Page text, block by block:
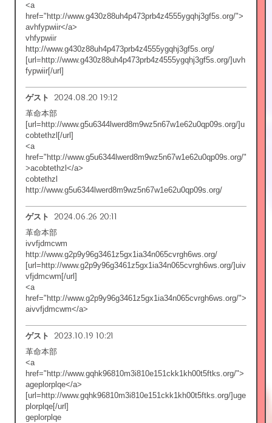
<a
href="http://www.g430z88uh4p473prb4z4555ygqhj3gf5s.org/">
avhfypwiir</a>
vhfypwiir
http://www.g430z88uh4p473prb4z4555ygqhj3gf5s.org/
[url=http://www.g430z88uh4p473prb4z4555ygqhj3gf5s.org/]uvh
fypwiir[/url]
ゲスト 2024.08.20 19:12
革命本部
[url=http://www.g5u6344lwerd8m9wz5n67w1e62u0qp09s.org/]u
cobtethzl[/url]
<a
href="http://www.g5u6344lwerd8m9wz5n67w1e62u0qp09s.org/"
>acobtethzl</a>
cobtethzl
http://www.g5u6344lwerd8m9wz5n67w1e62u0qp09s.org/
ゲスト 2024.06.26 20:11
革命本部
ivvfjdmcwm
http://www.g2p9y96g3461z5gx1ia34n065cvrgh6ws.org/
[url=http://www.g2p9y96g3461z5gx1ia34n065cvrgh6ws.org/]uiv
vfjdmcwm[/url]
<a
href="http://www.g2p9y96g3461z5gx1ia34n065cvrgh6ws.org/">
aivvfjdmcwm</a>
ゲスト 2023.10.19 10:21
革命本部
<a
href="http://www.gqhk96810m3i810e151ckk1kh00t5ftks.org/">
ageplorplqe</a>
[url=http://www.gqhk96810m3i810e151ckk1kh00t5ftks.org/]uge
plorplqe[/url]
geplorplqe